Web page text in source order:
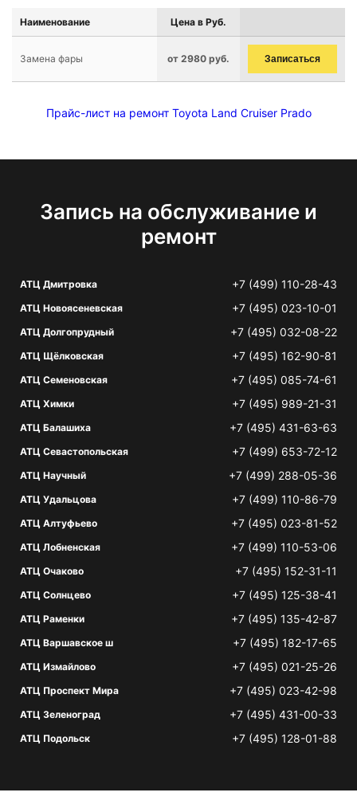
Наименование Цена в Руб.
Замена фары от 2980 руб. Записаться
Прайс-лист на ремонт Toyota Land Cruiser Prado
Запись на обслуживание и
ремонт
АТЦ Дмитровка +7 (499) 110-28-43
АТЦ Новоясеневская +7 (495) 023-10-01
АТЦ Долгопрудный +7 (495) 032-08-22
АТЦ Щёлковская +7 (495) 162-90-81
АТЦ Семеновская +7 (495) 085-74-61
АТЦ Химки +7 (495) 989-21-31
АТЦ Балашиха +7 (495) 431-63-63
АТЦ Севастопольская +7 (499) 653-72-12
АТЦ Научный +7 (499) 288-05-36
АТЦ Удальцова +7 (499) 110-86-79
АТЦ Алтуфьево +7 (495) 023-81-52
АТЦ Лобненская +7 (499) 110-53-06
АТЦ Очаково +7 (495) 152-31-11
АТЦ Солнцево +7 (495) 125-38-41
АТЦ Раменки +7 (495) 135-42-87
АТЦ Варшавское ш +7 (495) 182-17-65
АТЦ Измайлово +7 (495) 021-25-26
АТЦ Проспект Мира +7 (495) 023-42-98
АТЦ Зеленоград +7 (495) 431-00-33
АТЦ Подольск +7 (495) 128-01-88